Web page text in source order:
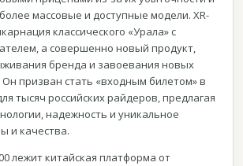
массовые и доступные модели. XR-
классического «Урала» с
а совершенно новый продукт,
бренда и завоевания новых
призван стать «входным билетом» в
тысяч российских райдеров, предлагая
надежность и уникальное
и качества.
лежит китайская платформа от